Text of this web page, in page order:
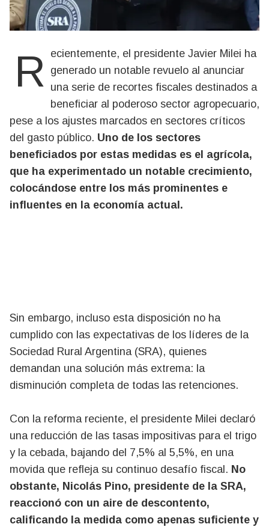
Recientemente, el presidente Javier Milei ha
generado un notable revuelo al anunciar
una serie de recortes fiscales destinados a
beneficiar al poderoso sector agropecuario,
pese a los ajustes marcados en sectores críticos
del gasto público. Uno de los sectores
beneficiados por estas medidas es el agrícola,
que ha experimentado un notable crecimiento,
colocándose entre los más prominentes e
influentes en la economía actual.
Sin embargo, incluso esta disposición no ha
cumplido con las expectativas de los líderes de la
Sociedad Rural Argentina (SRA), quienes
demandan una solución más extrema: la
disminución completa de todas las retenciones.
Con la reforma reciente, el presidente Milei declaró
una reducción de las tasas impositivas para el trigo
y la cebada, bajando del 7,5% al 5,5%, en una
movida que refleja su continuo desafío fiscal. No
obstante, Nicolás Pino, presidente de la SRA,
reaccionó con un aire de descontento,
calificando la medida como apenas suficiente y